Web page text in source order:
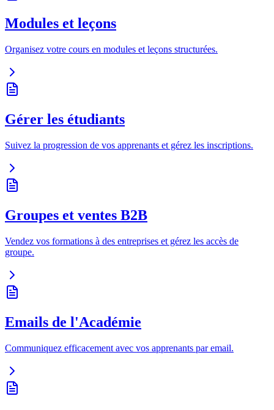
Modules et leçons
Organisez votre cours en modules et leçons structurées.
Gérer les étudiants
Suivez la progression de vos apprenants et gérez les inscriptions.
Groupes et ventes B2B
Vendez vos formations à des entreprises et gérez les accès de
groupe.
Emails de l'Académie
Communiquez efficacement avec vos apprenants par email.